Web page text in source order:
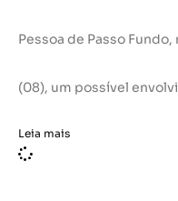
Pessoa de Passo
(08), um possível
Leia mais